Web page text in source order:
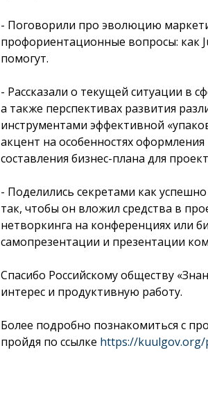
- Поговорили про эволюцию
профориентационные вопросы: как
помогут.
- Рассказали о текущей ситуации в
а также перспективах развития
инструментами эффективной
акцент на особенностях
составления бизнес-плана для
- Поделились секретами как
так, чтобы он вложил средства в
нетворкинга на конференциях или
самопрезентации и презентации
Спасибо Российскому обществу
интерес и продуктивную работу.
Более подробно познакомиться с
пройдя по ссылке https://